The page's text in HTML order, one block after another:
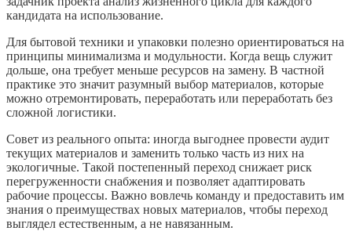
кандидата на использование.
Для бытовой техники и упаковки полезно ориентироваться на
принципы минимализма и модульности. Когда вещь служит
дольше, она требует меньше ресурсов на замену. В частной
практике это значит разумный выбор материалов, которые
можно отремонтировать, переработать или переработать без
сложной логистики.
Совет из реального опыта: иногда выгоднее провести аудит
текущих материалов и заменить только часть из них на
экологичные. Такой постепенный переход снижает риск
перегруженности снабжения и позволяет адаптировать
рабочие процессы. Важно вовлечь команду и предоставить им
знания о преимуществах новых материалов, чтобы переход
выглядел естественным, а не навязанным.